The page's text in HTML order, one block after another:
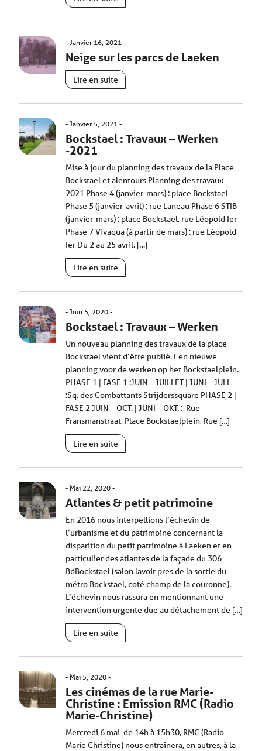
Janvier 16, 2021
Neige sur les parcs de Laeken
Lire en suite
Janvier 5, 2021
Bockstael : Travaux – Werken
-2021
Mise à jour du planning des travaux de la Place
Bockstael et alentours Planning des travaux
2021 Phase 4 (janvier-mars) : place Bockstael
Phase 5 (janvier-avril) : rue Laneau Phase 6 STIB
(janvier-mars) : place Bockstael, rue Léopold Ier
Phase 7 Vivaqua (à partir de mars) : rue Léopold
Ier Du 2 au 25 avril, […]
Lire en suite
Juin 5, 2020
Bockstael : Travaux – Werken
Un nouveau planning des travaux de la place
Bockstael vient d’être publié. Een nieuwe
planning voor de werken op het Bockstaelplein.
PHASE 1 | FASE 1 :JUIN – JUILLET | JUNI – JULI
:Sq. des Combattants Strijderssquare PHASE 2 |
FASE 2 JUIN – OCT. | JUNI – OKT. : Rue
Fransmanstraat, Place Bockstaelplein, Rue […]
Lire en suite
Mai 22, 2020
Atlantes & petit patrimoine
En 2016 nous interpellions l’échevin de
l’urbanisme et du patrimoine concernant la
disparition du petit patrimoine à Laeken et en
particulier des atlantes de la façade du 306
BdBockstael (salon lavoir pres de la sortie du
métro Bockstael, coté champ de la couronne).
L’échevin nous rassura en mentionnant une
intervention urgente due au détachement de […]
Lire en suite
Mai 5, 2020
Les cinémas de la rue Marie-
Christine : Emission RMC (Radio
Marie-Christine)
Mercredi 6 mai de 14h à 15h30, RMC (Radio
Marie Christine) nous entraînera, en autres, à la